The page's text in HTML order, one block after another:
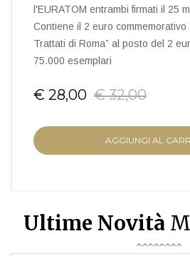
l'EURATOM entrambi firmati il 25
Contiene il 2 euro commemorativo
Trattati di Roma” al posto del 2
75.000 esemplari
€ 28,00 € 32,00
AGGIUNGI AL
Ultime Novità